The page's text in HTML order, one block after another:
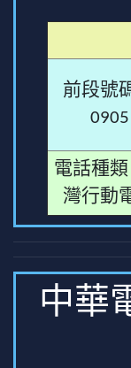
前段號
0905
電話種
灣行動
中華